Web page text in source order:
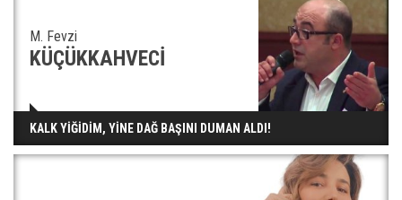
M. Fevzi
KÜÇÜKKAHVECİ
KALK YİĞİDİM, YİNE DAĞ BAŞINI DUMAN ALDI!